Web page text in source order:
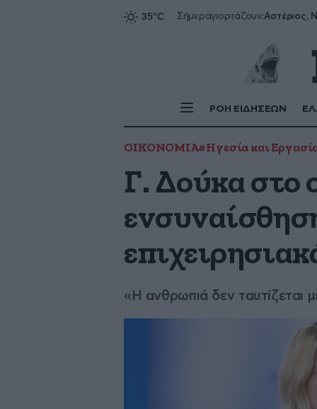
Σήμεραγιορτάζουν:Αστέριος,
ΡΟΗ ΕΙΔΗΣΕΩΝ
ΟΙΚΟΝΟΜΙΑ#Ηγεσία και
Γ. Δούκα στο
«H ανθρωπιά δεν ταυτίζεται